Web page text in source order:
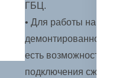
ГБЦ.
• Для работы на не
демонтированной ГБЦ
есть возможность
подключения сжатого